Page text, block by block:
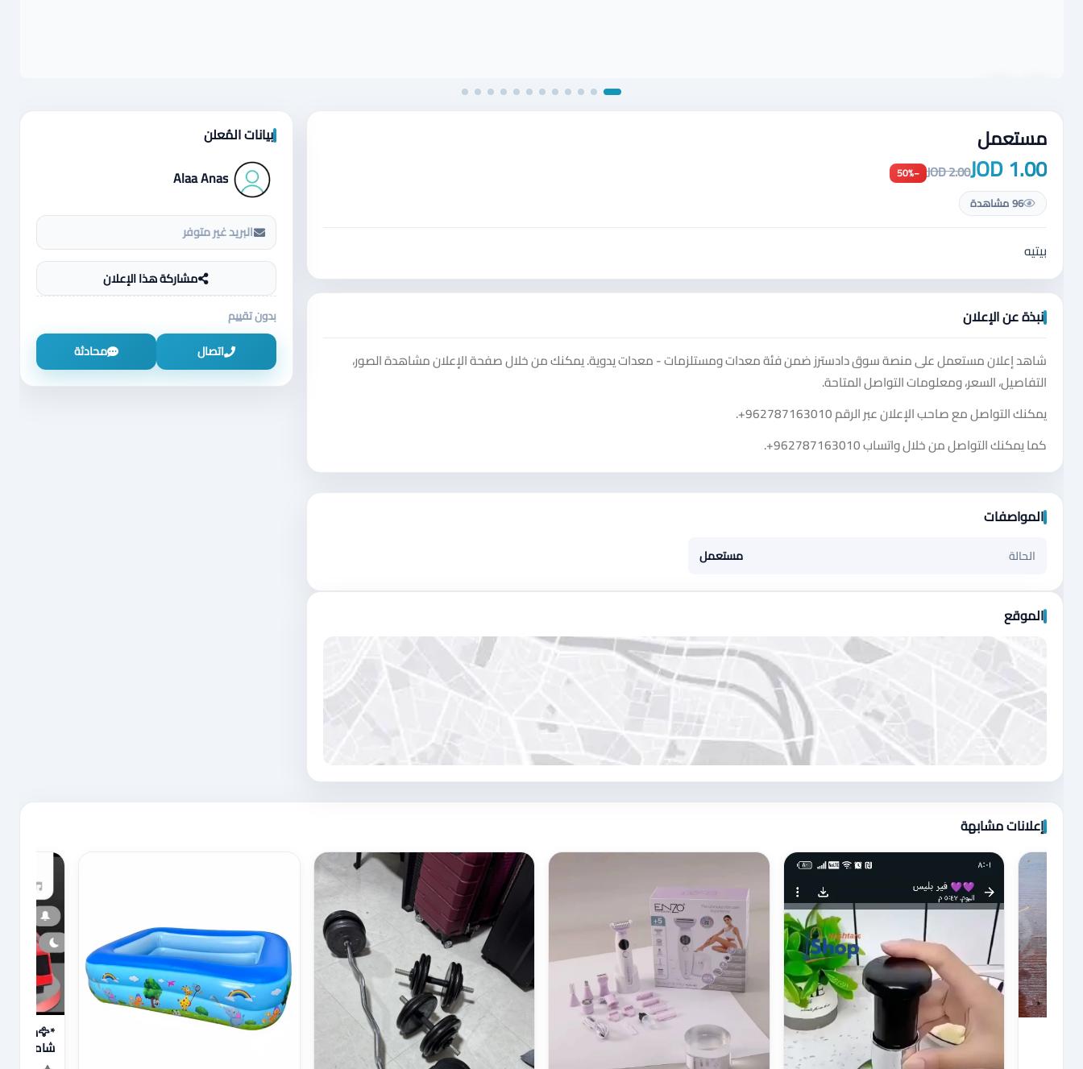
مستعمل
1.00 JOD
2.00 JOD
−50%
96 مشاهدة
بيتيه
نبذة عن الإعلان
شاهد إعلان مستعمل على منصة سوق دادسترز ضمن فئة معدات ومستلزمات - معدات يدوية. يمكنك من خلال صفحة الإعلان مشاهدة الصور،
التفاصيل، السعر، ومعلومات التواصل المتاحة.
يمكنك التواصل مع صاحب الإعلان عبر الرقم+962787163010
.
كما يمكنك التواصل من خلال واتساب+962787163010
.
المواصفات
الحالة مستعمل
الموقع
اضغط لتحميل الموقع
بيانات المُعلن
Alaa Anas
البريد غير متوفر
مشاركة هذا الإعلان
بدون تقييم
اتصال
محادثة
إعلانات مشابهة
عرض تفاصيل *🦅سيارة
شامل